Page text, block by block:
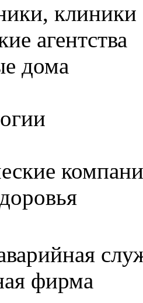
клиники
агентства
дома
фирма